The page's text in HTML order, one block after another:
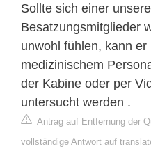
Sollte sich einer
Besatzungsmitglieder
unwohl fühlen, kann er
medizinischem
der Kabine oder per
untersucht werden .
Antrag auf Entfernung der
vollständige Antwort auf